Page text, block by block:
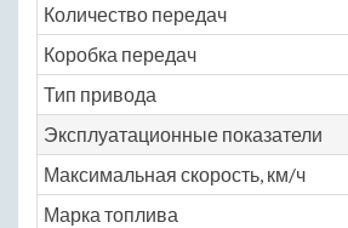
Количество передач
Коробка передач
Тип привода
Эксплуатационные показатели
Максимальная скорость, км/ч
Марка топлива